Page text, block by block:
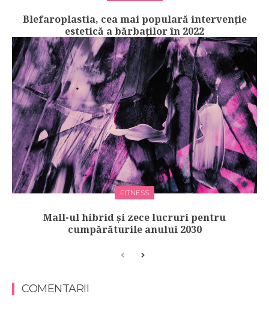
Blefaroplastia, cea mai populară intervenție
estetică a bărbaților în 2022
FITNESS
Mall-ul hibrid și zece lucruri pentru
cumpărăturile anului 2030
COMENTARII